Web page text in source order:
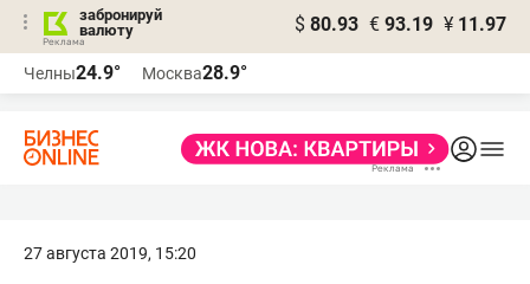
забронируй
валюту
$ 80.93 € 93.19 ¥ 11.97
Челны24.9° Москва28.9°
27 августа 2019, 15:20